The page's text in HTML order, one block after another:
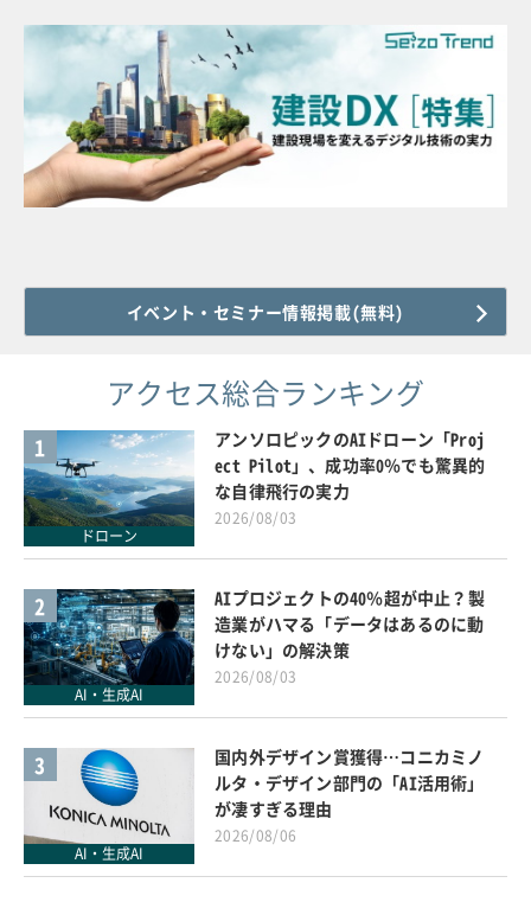
イベント・セミナー情報掲載(無料)
アクセス総合ランキング
1
ドローン
アンソロピックのAIドローン「Proj
ect Pilot」、成功率0％でも驚異的
な自律飛行の実力
2026/08/03
2
AI・生成AI
AIプロジェクトの40％超が中止？製
造業がハマる「データはあるのに動
けない」の解決策
2026/08/03
3
AI・生成AI
国内外デザイン賞獲得…コニカミノ
ルタ・デザイン部門の「AI活用術」
が凄すぎる理由
2026/08/06